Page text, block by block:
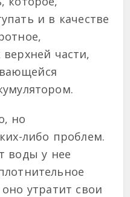
и в качестве
части,
но
либо проблем.
воды у нее
утратит свои